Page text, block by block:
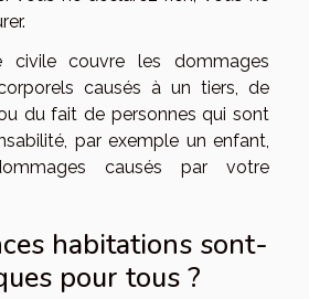
civile couvre les dommages
causés à un tiers, de
du fait de personnes qui sont
par exemple un enfant,
causés par votre
habitations sont-
pour tous ?